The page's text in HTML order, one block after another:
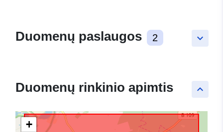
keyboard_arrow_down
Duomenų paslaugos 2
keyboard_arrow_up
Duomenų rinkinio apimtis
+